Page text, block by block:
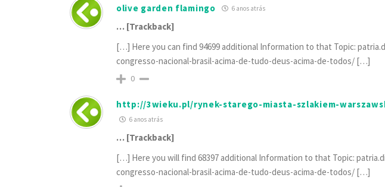
olive garden flamingo 6 anos atrás
… [Trackback]
[…] Here you can find 94699 additional Information to that Topic:
congresso-nacional-brasil-acima-de-tudo-deus-acima-de-todos/ […]
0
http://3wieku.pl/rynek-starego-miasta-szlakiem-
6 anos atrás
… [Trackback]
[…] Here you will find 68397 additional Information to that Topic:
congresso-nacional-brasil-acima-de-tudo-deus-acima-de-todos/ […]